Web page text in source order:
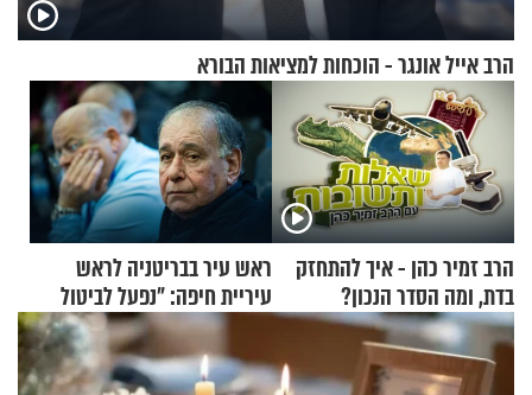
הרב אייל אונגר - הוכחות למציאות הבורא
הרב זמיר כהן - איך להתחזק
בדת, ומה הסדר הנכון?
ראש עיר בבריטניה לראש
עיריית חיפה: ״נפעל לביטול
ברית הערים התאומות״